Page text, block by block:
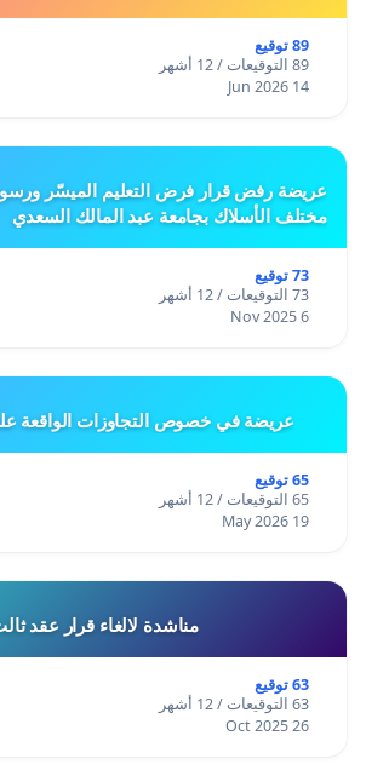
89 توقيع
89 التوقيعات / 12 أشهر
14 Jun 2026
عريضة رفض قرار فرض التعليم الميسّر
مختلف الأسلاك بجامعة عبد المالك السعدي
73 توقيع
73 التوقيعات / 12 أشهر
6 Nov 2025
عريضة في خصوص التجاوزات الواقعة
65 توقيع
65 التوقيعات / 12 أشهر
19 May 2026
مناشدة لالغاء قرار عقد
63 توقيع
63 التوقيعات / 12 أشهر
26 Oct 2025